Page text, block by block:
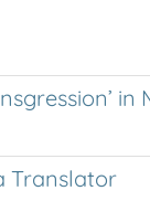
Translator